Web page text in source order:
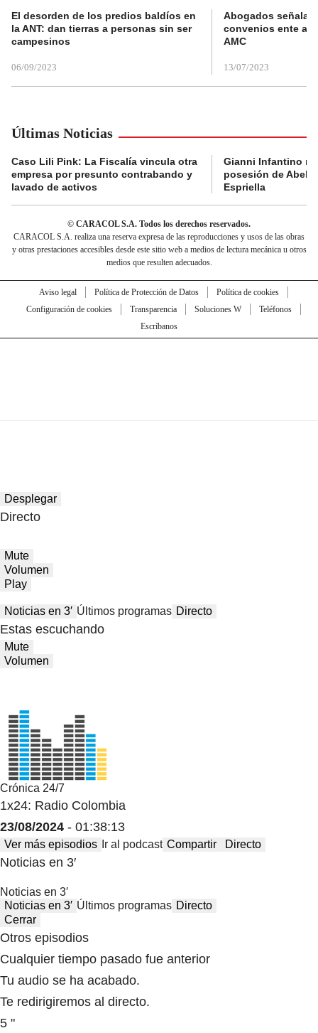
El desorden de los predios baldíos en
la ANT: dan tierras a personas sin ser
campesinos
06/09/2023
Abogados
convenios ente
AMC
13/07/2023
Últimas Noticias
Caso Lili Pink: La Fiscalía vincula otra
empresa por presunto contrabando y
lavado de activos
Gianni Infantino
posesión de
Espriella
© CARACOL S.A. Todos los derechos reservados.
CARACOL S.A. realiza una reserva expresa de las reproducciones y usos de las obras
y otras prestaciones accesibles desde este sitio web a medios de lectura mecánica u otros
medios que resulten adecuados.
Aviso legal Política de Protección de Datos
Política de cookies
Configuración de cookies
Transparencia Soluciones W
Teléfonos
Escríbanos
Desplegar
Directo
Mute
Volumen
Play
Noticias en 3′ Últimos programas Directo
Estas escuchando
Mute
Volumen
Crónica 24/7
1x24: Radio Colombia
23/08/2024 - 01:38:13
Ver más episodios Ir al podcast Compartir Directo
Noticias en 3′
Noticias en 3′
Noticias en 3′ Últimos programas Directo
Cerrar
Otros episodios
Cualquier tiempo pasado fue anterior
Tu audio se ha acabado.
Te redirigiremos al directo.
5 "